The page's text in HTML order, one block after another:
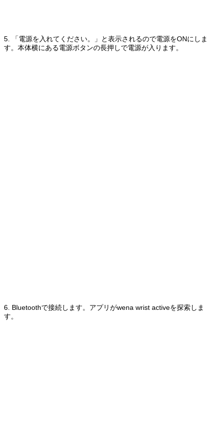
5. 「電源を入れてください。」と表示されるので電源をONにしま
す。本体横にある電源ボタンの長押しで電源が入ります。
6. Bluetoothで接続します。アプリがwena wrist activeを探索しま
す。